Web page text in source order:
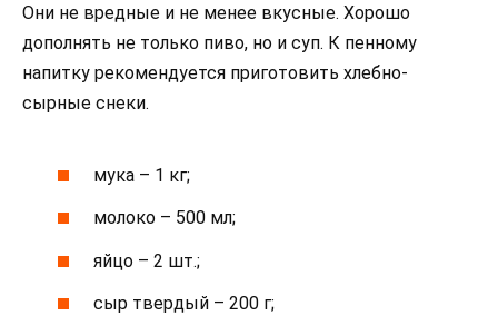
Они не вредные и не менее вкусные. Хорошо
дополнять не только пиво, но и суп. К пенному
напитку рекомендуется приготовить хлебно-
сырные снеки.
мука – 1 кг;
молоко – 500 мл;
яйцо – 2 шт.;
сыр твердый – 200 г;